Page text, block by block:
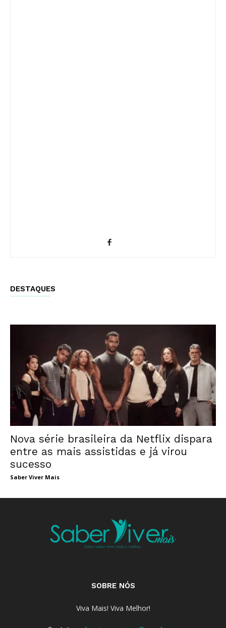
DESTAQUES
Nova série brasileira da Netflix dispara
entre as mais assistidas e já virou
sucesso
Saber Viver Mais
SOBRE NÓS
Viva Mais! Viva Melhor!